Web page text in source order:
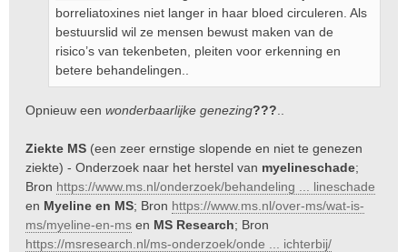
borreliatoxines niet langer in haar bloed circuleren. Als
bestuurslid wil ze mensen bewust maken van de
risico’s van tekenbeten, pleiten voor erkenning en
betere behandelingen..
Opnieuw een wonderbaarlijke genezing???
Ziekte MS (een zeer ernstige slopende en niet te genezen
ziekte) - Onderzoek naar het herstel van myelineschade;
Bron https://www.ms.nl/onderzoek/behandeling ... lineschade
en Myeline en MS; Bron https://www.ms.nl/over-ms/wat-is-
ms/myeline-en-ms en MS Research; Bron
https://msresearch.nl/ms-onderzoek/onde ... ichterbij/